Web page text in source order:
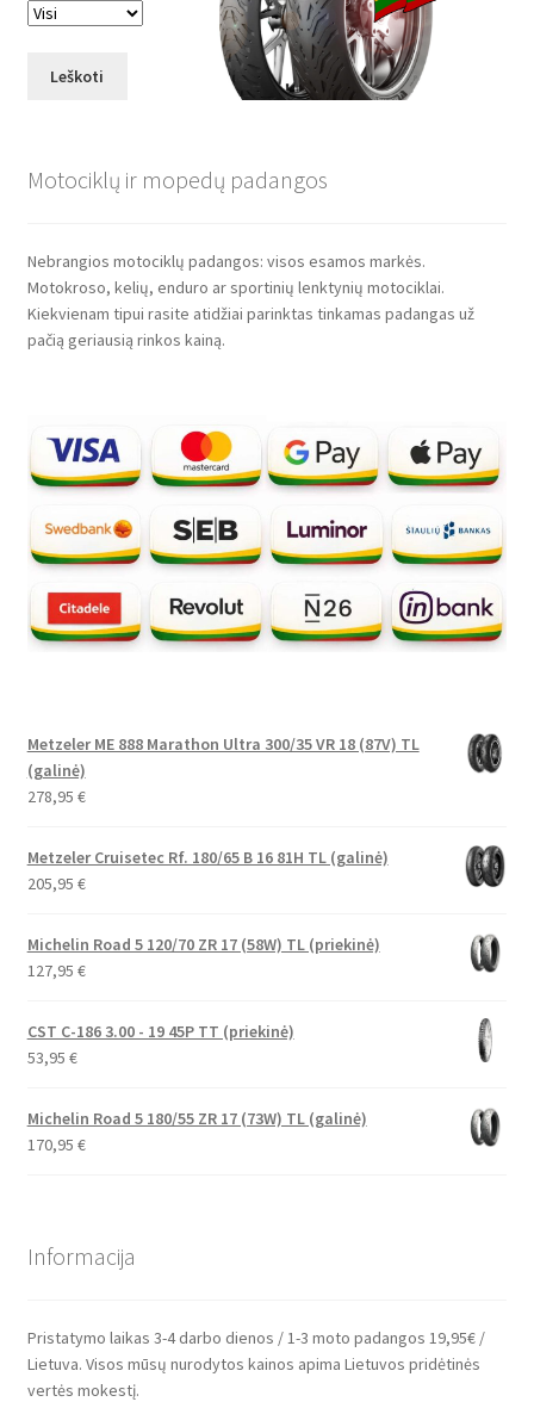
Leškoti
Motociklų ir mopedų padangos
Nebrangios motociklų padangos: visos esamos markės.
Motokroso, kelių, enduro ar sportinių lenktynių motociklai.
Kiekvienam tipui rasite atidžiai parinktas tinkamas padangas už
pačią geriausią rinkos kainą.
Metzeler ME 888 Marathon Ultra 300/35 VR 18 (87V) TL
(galinė)
278,95 €
Metzeler Cruisetec Rf. 180/65 B 16 81H TL (galinė)
205,95 €
Michelin Road 5 120/70 ZR 17 (58W) TL (priekinė)
127,95 €
CST C-186 3.00 - 19 45P TT (priekinė)
53,95 €
Michelin Road 5 180/55 ZR 17 (73W) TL (galinė)
170,95 €
Informacija
Pristatymo laikas 3-4 darbo dienos / 1-3 moto padangos 19,95€ /
Lietuva. Visos mūsų nurodytos kainos apima Lietuvos pridėtinės
vertės mokestį.